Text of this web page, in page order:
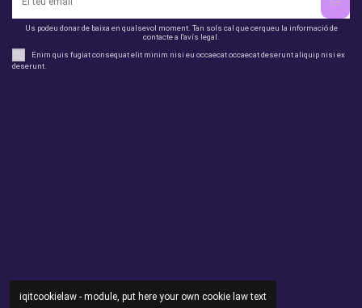
Us podeu donar de baixa en qualsevol moment. Tan sols cal que cerqueu la informació de
contacte a l'avís legal.
Enim quis fugiat consequat elit minim nisi eu occaecat occaecat deserunt aliquip nisi ex
deserunt.
iqitcookielaw - module, put here your own cookie law text